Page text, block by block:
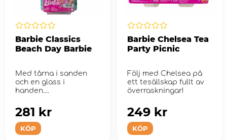
Barbie Classics
Beach Day Barbie
Med tårna i sanden
och en glass i
handen....
KÖP
281 kr
Barbie Chelsea Tea
Party Picnic
Följ med Chelsea på
ett tesällskap fullt av
överraskningar!
KÖP
249 kr